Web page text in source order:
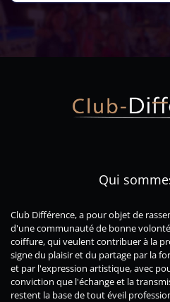
Qui
Club Différence, a pour objet de
d'unecommunautéde bonne
coiffure, qui veulent contribuer à la
signe du plaisir et du partage par la
et par l'expression artistique, avec
conviction que l'échangeet la
restent la base de tout éveil